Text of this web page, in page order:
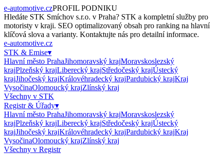
e-automotive.czPROFIL PODNIKU
Hledáte STK Smíchov s.r.o. v Praha? STK a kompletní služby pro
motoristy v kraji. SEO optimalizovaný obsah pro ranking na hlavní
klíčová slova a varianty. Kontaktujte nás pro detailní informace.
e-automotive.cz
STK & Emise▾
Hlavní město PrahaJihomoravský krajMoravskoslezský
krajPlzeňský krajLiberecký krajStředočeský krajÚstecký
krajJihočeský krajKrálovéhradecký krajPardubický krajKraj
VysočinaOlomoucký krajZlínský kraj
Všechny v STK
Registr & Úřady▾
Hlavní město PrahaJihomoravský krajMoravskoslezský
krajPlzeňský krajLiberecký krajStředočeský krajÚstecký
krajJihočeský krajKrálovéhradecký krajPardubický krajKraj
VysočinaOlomoucký krajZlínský kraj
Všechny v Registr